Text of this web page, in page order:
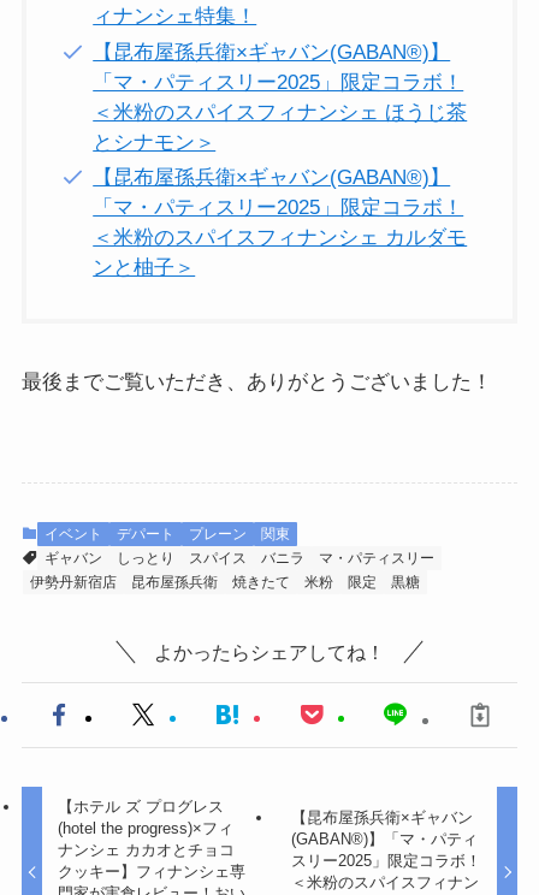
ィナンシェ特集！
【昆布屋孫兵衛×ギャバン(GABAN®)】
「マ・パティスリー2025」限定コラボ！
＜米粉のスパイスフィナンシェ ほうじ茶
とシナモン＞
【昆布屋孫兵衛×ギャバン(GABAN®)】
「マ・パティスリー2025」限定コラボ！
＜米粉のスパイスフィナンシェ カルダモ
ンと柚子＞
最後までご覧いただき、ありがとうございました！
イベント デパート プレーン
関東
ギャバン
しっとり スパイス バニラ
マ・パティスリー
伊勢丹新宿店
昆布屋孫兵衛 焼きたて 米粉 限定 黒糖
よかったらシェアしてね！
【ホテル ズ プログレス
(hotel the progress)×フィ
ナンシェ カカオとチョコ
クッキー】フィナンシェ専
【昆布屋孫兵衛×ギャバン
(GABAN®)】「マ・パティ
スリー2025」限定コラボ！
＜米粉のスパイスフィナン